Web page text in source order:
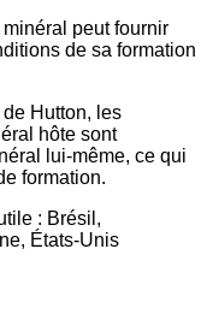
peut fournir
de sa formation
Hutton, les
hôte sont
lui-même, ce qui
formation.
: Brésil,
États-Unis